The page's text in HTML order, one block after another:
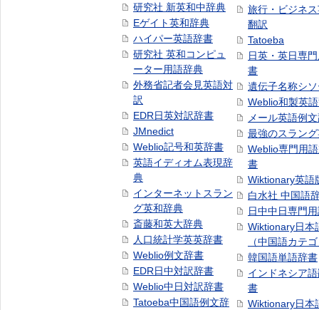
研究社 新英和中辞典
Eゲイト英和辞典
ハイパー英語辞書
研究社 英和コンピュ
ーター用語辞典
外務省記者会見英語対
訳
EDR日英対訳辞書
JMnedict
Weblio記号和英辞書
英語イディオム表現辞
典
インターネットスラン
グ英和辞典
斎藤和英大辞典
人口統計学英英辞書
Weblio例文辞書
EDR日中対訳辞書
Weblio中日対訳辞書
Tatoeba中国語例文辞
旅行・ビジネ
翻訳
Tatoeba
日英・英日専
書
遺伝子名称シ
Weblio和製英
メール英語例
最強のスラン
Weblio専門用
書
Wiktionary英語
白水社 中国語
日中中日専門
Wiktionary日本
（中国語カテ
韓国語単語辞書
インドネシア
書
Wiktionary日本